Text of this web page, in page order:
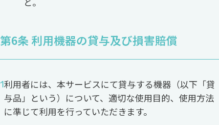
第6条 利用機器の貸与及び損害賠償
利用者には、本サービスにて貸与する機器（以下「貸
与品」という）について、適切な使用目的、使用方法
に準じて利用を行っていただきます。